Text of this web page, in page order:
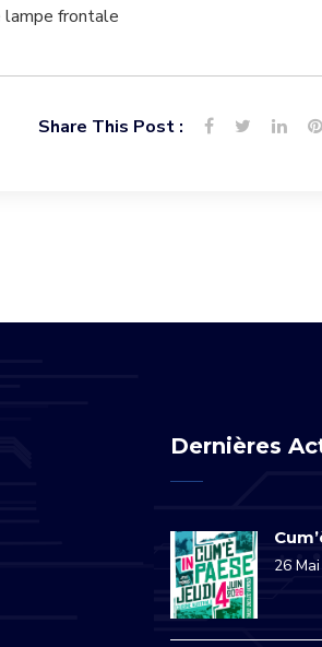
lampe frontale
Share This Post :
Dernières
26